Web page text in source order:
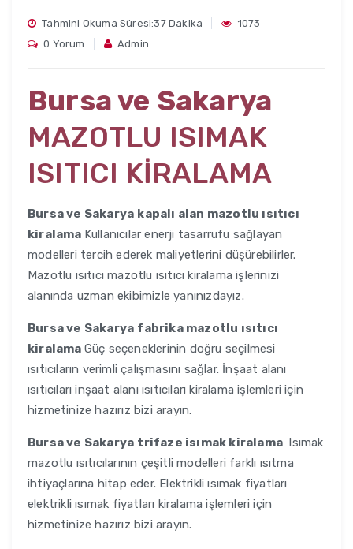
Tahmini Okuma Süresi:37 Dakika
1073
0 Yorum
Admin
Bursa ve Sakarya
MAZOTLU ISIMAK
ISITICI KİRALAMA
Bursa ve Sakarya kapalı alan mazotlu ısıtıcı
kiralama Kullanıcılar enerji tasarrufu sağlayan
modelleri tercih ederek maliyetlerini düşürebilirler.
Mazotlu ısıtıcı mazotlu ısıtıcı kiralama işlerinizi
alanında uzman ekibimizle yanınızdayız.
Bursa ve Sakarya fabrika mazotlu ısıtıcı
kiralama Güç seçeneklerinin doğru seçilmesi
ısıtıcıların verimli çalışmasını sağlar. İnşaat alanı
ısıtıcıları inşaat alanı ısıtıcıları kiralama işlemleri için
hizmetinize hazırız bizi arayın.
Bursa ve Sakarya trifaze isımak kiralama Isımak
mazotlu ısıtıcılarının çeşitli modelleri farklı ısıtma
ihtiyaçlarına hitap eder. Elektrikli ısımak fiyatları
elektrikli ısımak fiyatları kiralama işlemleri için
hizmetinize hazırız bizi arayın.